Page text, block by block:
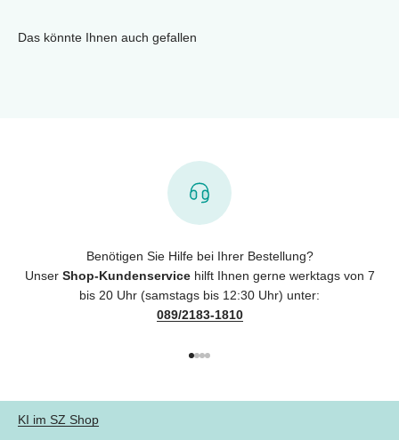
Das könnte Ihnen auch gefallen
Benötigen Sie Hilfe bei Ihrer Bestellung?
Unser Shop-Kundenservicehilft Ihnen gerne werktags von 7
bis 20 Uhr (samstags bis 12:30 Uhr) unter:
089/2183-1810
KI im SZ Shop